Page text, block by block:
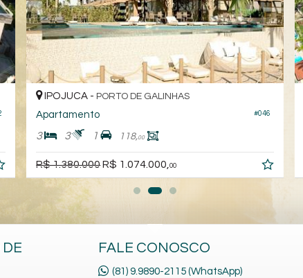
#170
IPOJUCA - PORTO DE GALINHAS
Apartamento Duplex
3 3 1 85,00
R$ 750.000,00
FALE CONOSCO
(81) 9.9890-2115 (WhatsApp)